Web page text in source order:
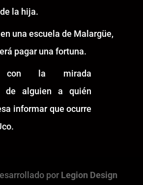
la hija.
una escuela de Malargüe,
pagar una fortuna.
con la mirada
de alguien a quién
informar que ocurre
por Legion Design